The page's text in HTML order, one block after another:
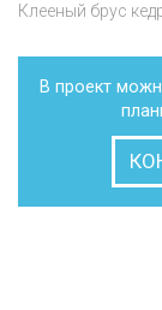
Клееный брус
В проект